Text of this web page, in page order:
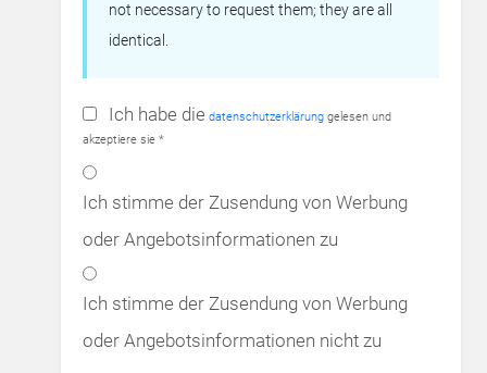
not necessary to request them; they are all
identical.
Ich habe die datenschutzerklärung gelesen und
akzeptiere sie *
Ich stimme der Zusendung von Werbung
oder Angebotsinformationen zu
Ich stimme der Zusendung von Werbung
oder Angebotsinformationen nicht zu